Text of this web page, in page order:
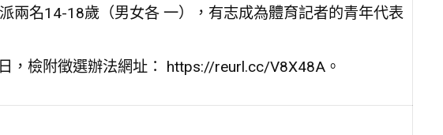
兩名14-18歲（男女各 一），有志成為體育記者的青年代表
，檢附徵選辦法網址： https://reurl.cc/V8X48A。